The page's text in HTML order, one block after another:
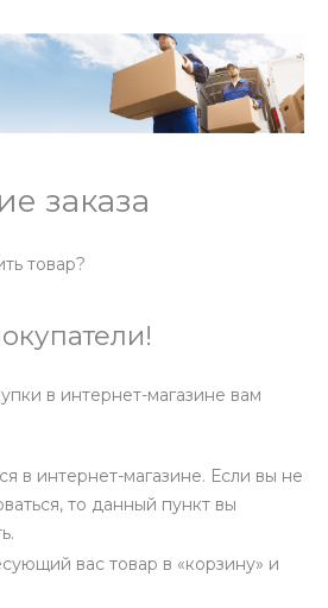
заказа
товар?
в интернет-магазине вам
в интернет-магазине. Если вы не
то данный пункт вы
вас товар в «корзину» и